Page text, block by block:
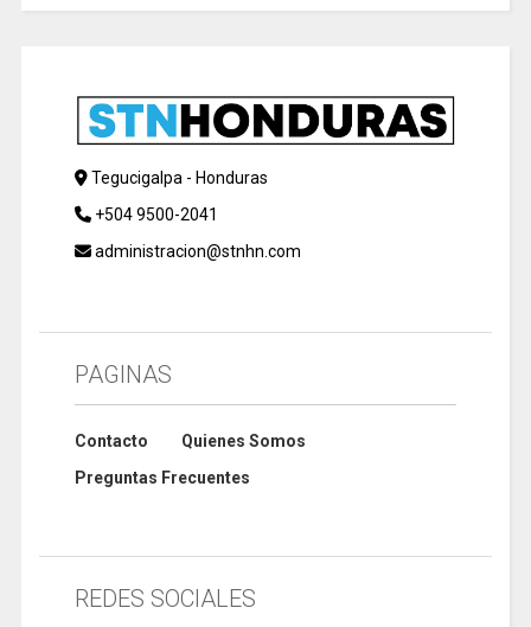
Tegucigalpa - Honduras
+504 9500-2041
administracion@stnhn.com
PAGINAS
Contacto
Quienes Somos
Preguntas Frecuentes
REDES SOCIALES